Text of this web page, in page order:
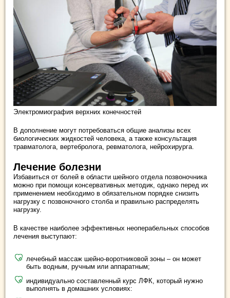
Электромиография верхних конечностей
В дополнение могут потребоваться общие анализы всех
биологических жидкостей человека, а также консультация
травматолога, вертебролога, ревматолога, нейрохирурга.
Лечение болезни
Избавиться от болей в области шейного отдела позвоночника
можно при помощи консервативных методик, однако перед их
применением необходимо в обязательном порядке снизить
нагрузку с позвоночного столба и правильно распределять
нагрузку.
В качестве наиболее эффективных неоперабельных способов
лечения выступают:
лечебный массаж шейно-воротниковой зоны – он может
быть водным, ручным или аппаратным;
индивидуально составленный курс ЛФК, который нужно
выполнять в домашних условиях: